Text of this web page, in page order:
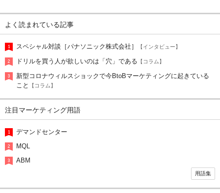
よく読まれている記事
スペシャル対談［パナソニック株式会社］ 【インタビュー】
ドリルを買う人が欲しいのは「穴」である 【コラム】
新型コロナウィルスショックで今BtoBマーケティングに起きている
こと
【コラム】
注目マーケティング用語
デマンドセンター
MQL
ABM
用語集